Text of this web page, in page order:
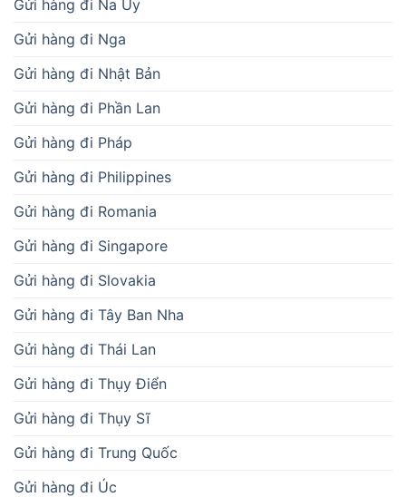
Gửi hàng đi Na Uy
Gửi hàng đi Nga
Gửi hàng đi Nhật Bản
Gửi hàng đi Phần Lan
Gửi hàng đi Pháp
Gửi hàng đi Philippines
Gửi hàng đi Romania
Gửi hàng đi Singapore
Gửi hàng đi Slovakia
Gửi hàng đi Tây Ban Nha
Gửi hàng đi Thái Lan
Gửi hàng đi Thụy Điển
Gửi hàng đi Thụy Sĩ
Gửi hàng đi Trung Quốc
Gửi hàng đi Úc